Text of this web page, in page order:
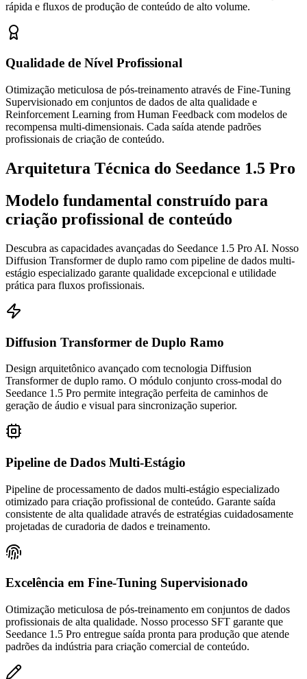
rápida e fluxos de produção de conteúdo de alto volume.
Qualidade de Nível Profissional
Otimização meticulosa de pós-treinamento através de Fine-Tuning
Supervisionado em conjuntos de dados de alta qualidade e
Reinforcement Learning from Human Feedback com modelos de
recompensa multi-dimensionais. Cada saída atende padrões
profissionais de criação de conteúdo.
Arquitetura Técnica do Seedance 1.5 Pro
Modelo fundamental construído para
criação profissional de conteúdo
Descubra as capacidades avançadas do Seedance 1.5 Pro AI. Nosso
Diffusion Transformer de duplo ramo com pipeline de dados multi-
estágio especializado garante qualidade excepcional e utilidade
prática para fluxos profissionais.
Diffusion Transformer de Duplo Ramo
Design arquitetônico avançado com tecnologia Diffusion
Transformer de duplo ramo. O módulo conjunto cross-modal do
Seedance 1.5 Pro permite integração perfeita de caminhos de
geração de áudio e visual para sincronização superior.
Pipeline de Dados Multi-Estágio
Pipeline de processamento de dados multi-estágio especializado
otimizado para criação profissional de conteúdo. Garante saída
consistente de alta qualidade através de estratégias cuidadosamente
projetadas de curadoria de dados e treinamento.
Excelência em Fine-Tuning Supervisionado
Otimização meticulosa de pós-treinamento em conjuntos de dados
profissionais de alta qualidade. Nosso processo SFT garante que
Seedance 1.5 Pro entregue saída pronta para produção que atende
padrões da indústria para criação comercial de conteúdo.